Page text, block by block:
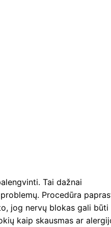
Tai dažnai
Procedūra
jog nervų blokas gali būti
kaip skausmas ar